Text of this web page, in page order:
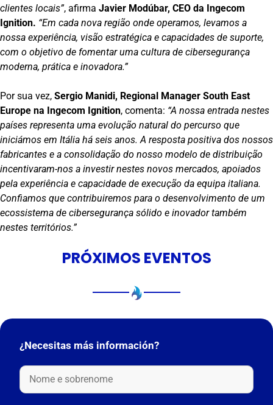
clientes locais”, afirma Javier Modúbar, CEO da Ingecom
Ignition. “Em cada nova região onde operamos, levamos a
nossa experiência, visão estratégica e capacidades de suporte,
com o objetivo de fomentar uma cultura de cibersegurança
moderna, prática e inovadora.”
Por sua vez, Sergio Manidi, Regional Manager South East
Europe na Ingecom Ignition, comenta: “A nossa entrada nestes
países representa uma evolução natural do percurso que
iniciámos em Itália há seis anos. A resposta positiva dos nossos
fabricantes e a consolidação do nosso modelo de distribuição
incentivaram-nos a investir nestes novos mercados, apoiados
pela experiência e capacidade de execução da equipa italiana.
Confiamos que contribuiremos para o desenvolvimento de um
ecossistema de cibersegurança sólido e inovador também
nestes territórios.”
PRÓXIMOS EVENTOS
¿Necesitas más información?